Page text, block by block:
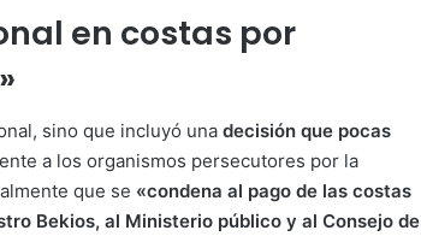
en costas por
sino que incluyó una decisión que pocas
a los organismos persecutores por la
que se «condena al pago de las costas
Bekios, al Ministerio público y al Consejo de